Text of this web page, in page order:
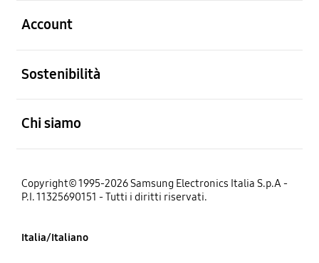
Account
Sostenibilità
Chi siamo
Copyright© 1995-2026 Samsung Electronics Italia S.p.A -
P.I. 11325690151 - Tutti i diritti riservati.
Italia/Italiano